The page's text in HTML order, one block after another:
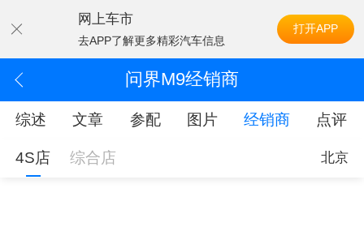
网上车市
去APP了解更多精彩汽车信息
打开APP
问界M9经销商
综述 文章 参配 图片 经销商 点评
4S店 综合店 北京